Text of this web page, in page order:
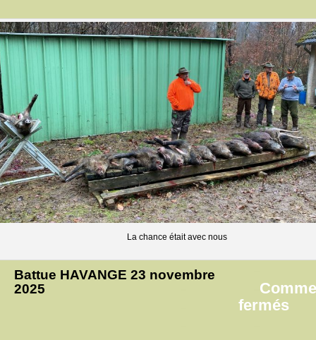
7
La chance était avec nous
Battue HAVANGE 23 novembre
2025
ferméssur